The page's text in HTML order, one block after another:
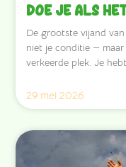
doe je als
De grootste vijand
niet je conditie —
verkeerde plek. Je hebt
29 mei 2026